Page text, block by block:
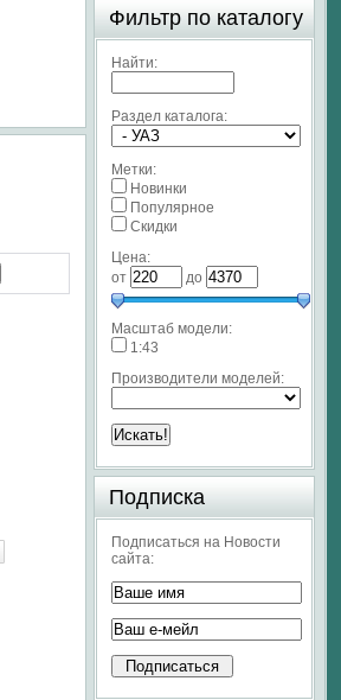
Фильтр по каталогу
Найти:
Раздел каталога:
Метки:
Новинки
Популярное
Скидки
Цена:
от
до
Масштаб модели:
1:43
Производители моделей:
Подписка
Подписаться на Новости
сайта: